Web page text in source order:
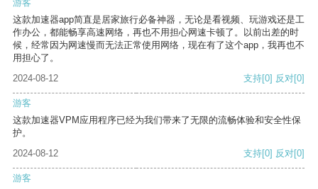
游客
这款加速器app简直是居家旅行必备神器，无论是看视频、玩游戏还是工
作办公，都能畅享高速网络，再也不用担心网速卡顿了。以前出差的时
候，经常因为网速慢而无法正常使用网络，现在有了这个app，我再也不
用担心了。
2024-08-12
支持[0] 反对[0]
游客
这款加速器VPM应用程序已经为我们带来了无限的流畅体验和安全性保
护。
2024-08-12
支持[0] 反对[0]
游客